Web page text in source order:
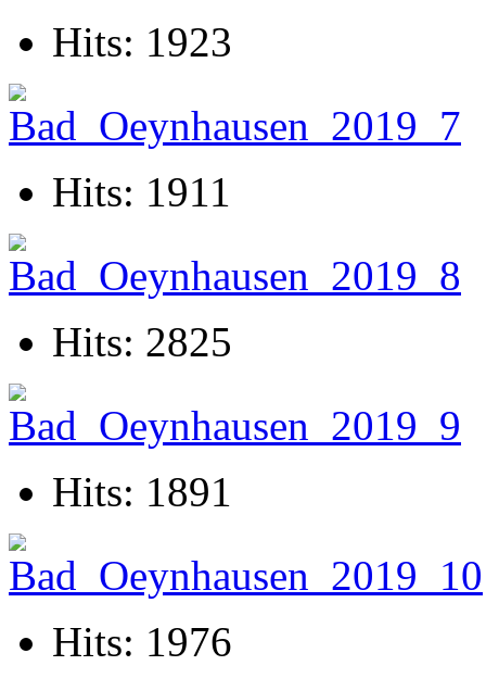
Hits: 1923
Hits: 1911
Hits: 2825
Hits: 1891
Hits: 1976